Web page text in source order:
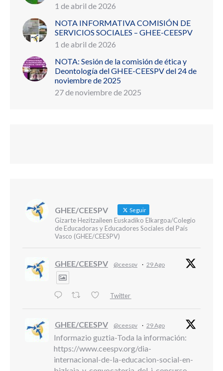
1 de abril de 2026
NOTA INFORMATIVA COMISIÓN DE
SERVICIOS SOCIALES – GHEE-CEESPV
1 de abril de 2026
NOTA: Sesión de la comisión de ética y
Deontología del GHEE-CEESPV del 24 de
noviembre de 2025
27 de noviembre de 2025
GHEE/CEESPV Seguir
Gizarte Hezitzaileen Euskadiko Elkargoa/Colegio
de Educadoras y Educadores Sociales del País
Vasco (GHEE/CEESPV)
GHEE/CEESPV @ceespv · 29 Ago
Twitter
GHEE/CEESPV @ceespv · 29 Ago
Informazio guztia-Toda la información:
https://www.ceespv.org/dia-
internacional-de-la-educacion-social-en-